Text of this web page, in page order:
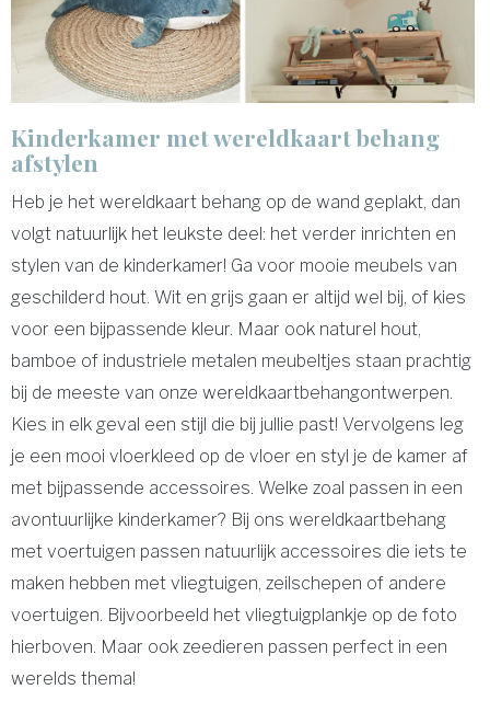
Kinderkamer met wereldkaart behang
afstylen
Heb je het wereldkaart behang op de wand geplakt, dan
volgt natuurlijk het leukste deel: het verder inrichten en
stylen van de kinderkamer! Ga voor mooie meubels van
geschilderd hout. Wit en grijs gaan er altijd wel bij, of kies
voor een bijpassende kleur. Maar ook naturel hout,
bamboe of industriele metalen meubeltjes staan prachtig
bij de meeste van onze wereldkaartbehangontwerpen.
Kies in elk geval een stijl die bij jullie past! Vervolgens leg
je een mooi vloerkleed op de vloer en styl je de kamer af
met bijpassende accessoires. Welke zoal passen in een
avontuurlijke kinderkamer? Bij ons wereldkaartbehang
met voertuigen passen natuurlijk accessoires die iets te
maken hebben met vliegtuigen, zeilschepen of andere
voertuigen. Bijvoorbeeld het vliegtuigplankje op de foto
hierboven. Maar ook zeedieren passen perfect in een
werelds thema!